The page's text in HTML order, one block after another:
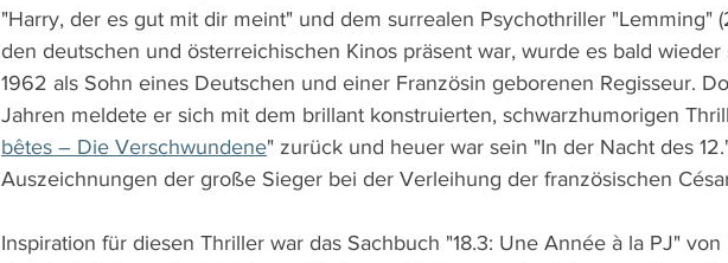
"Harry, der es gut mit dir meint" und dem surrealen Psychothriller "Lemming"
den deutschen und österreichischen Kinos präsent war, wurde es bald wieder
1962 als Sohn eines Deutschen und einer Französin geborenen Regisseur.
Jahren meldete er sich mit dem brillant konstruierten, schwarzhumorigen
bêtes – Die Verschwundene" zurück und heuer war sein "In der Nacht des
Auszeichnungen der große Sieger bei der Verleihung der französischen
Inspiration für diesen Thriller war das Sachbuch "18.3: Une Année à la PJ" von